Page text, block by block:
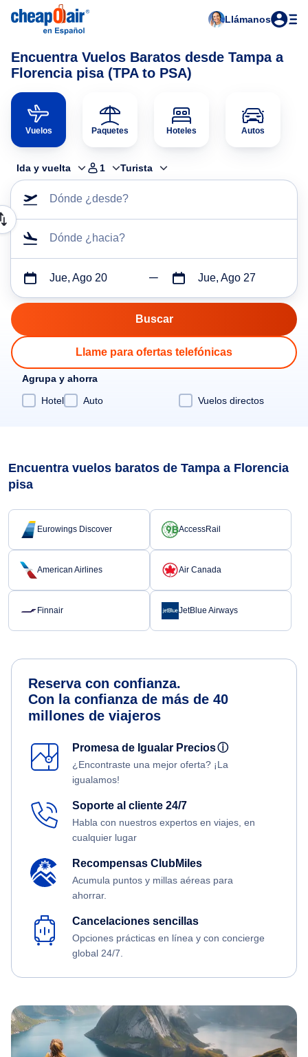
Llámanos
Encuentra Vuelos Baratos desde Tampa a
Florencia pisa (TPA to PSA)
Vuelos Paquetes Hoteles Autos
Ida y vuelta 1 Turista
Dónde ¿desde?
Dónde ¿hacia?
Jue, Ago 20 Jue, Ago 27
Llame para ofertas telefónicas
Agrupa y ahorra
Hotel
Auto Vuelos directos
Encuentra vuelos baratos de Tampa a Florencia
pisa
Eurowings Discover AccessRail
American Airlines Air Canada
Finnair JetBlue Airways
Reserva con confianza.
Con la confianza de más de 40
millones de viajeros
Promesa de Igualar Preciosⓘ
¿Encontraste una mejor oferta? ¡La
igualamos!
Soporte al cliente 24/7
Habla con nuestros expertos en viajes, en
cualquier lugar
Recompensas ClubMiles
Acumula puntos y millas aéreas para
ahorrar.
Cancelaciones sencillas
Opciones prácticas en línea y con concierge
global 24/7.